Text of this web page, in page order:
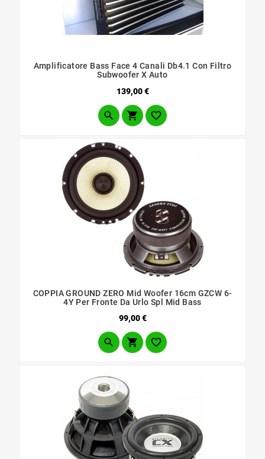
Amplificatore Bass Face 4 Canali Db4.1 Con Filtro
Subwoofer X Auto
139,00 €Prezzo
  
COPPIA GROUND ZERO Mid Woofer 16cm GZCW 6-
4Y Per Fronte Da Urlo Spl Mid Bass
99,00 €Prezzo
  